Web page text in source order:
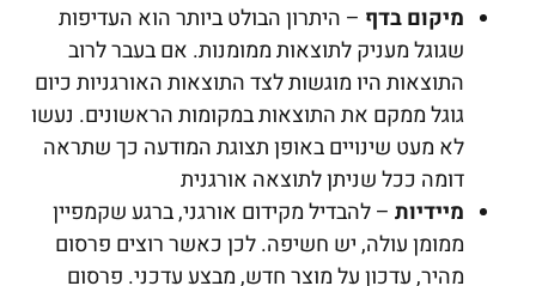
מיקום בדף – היתרון הבולט ביותר הוא העדיפות
שגוגל מעניק לתוצאות ממומנות. אם בעבר לרוב
התוצאות היו מוגשות לצד התוצאות האורגניות כיום
גוגל ממקם את התוצאות במקומות הראשונים. נעשו
לא מעט שינויים באופן תצוגת המודעה כך שתראה
דומה ככל שניתן לתוצאה אורגנית
מיידיות – להבדיל מקידום אורגני, ברגע שקמפיין
ממומן עולה, יש חשיפה. לכן כאשר רוצים פרסום
מהיר, עדכון על מוצר חדש, מבצע עדכני. פרסום